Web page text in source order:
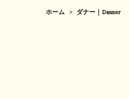
ホーム > ダナー｜Danner